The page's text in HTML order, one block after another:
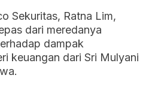
Sekuritas, Ratna Lim,
dari meredanya
dampak
keuangan dari Sri Mulyani